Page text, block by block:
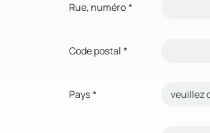
Rue, numéro*
Code postal *
Pays*